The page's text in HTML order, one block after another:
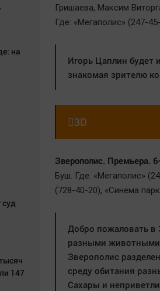
Гришаева, Максим
Где: «Мегаполис» (247-
Игорь Цаплин будет
знакомая зрителю
3D
Зверополис. Премьера.
Буш. Где: «Мегаполис»
(728-40-20), «Синема
Добро пожаловать
разными
Зверополис
среду обитания
Сахары и
на
147